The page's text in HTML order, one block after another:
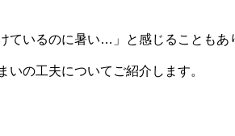
ているのに暑い…」と感じることもあ
の工夫についてご紹介します。